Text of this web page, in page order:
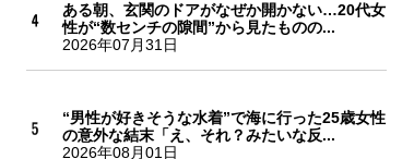
ある朝、玄関のドアがなぜか開かない…20代女
性が“数センチの隙間”から見たものの...
2026年07月31日
“男性が好きそうな水着”で海に行った25歳女性
の意外な結末「え、それ？みたいな反...
2026年08月01日